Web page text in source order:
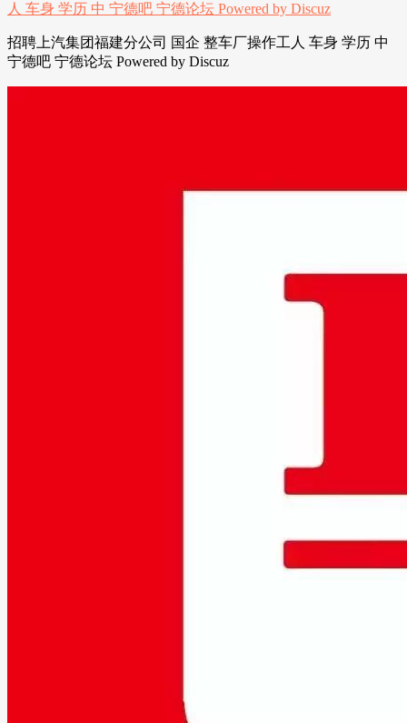
招聘上汽集团福建分公司 国企 整车厂操作工人 车身 学历 中
宁德吧 宁德论坛 Powered by Discuz